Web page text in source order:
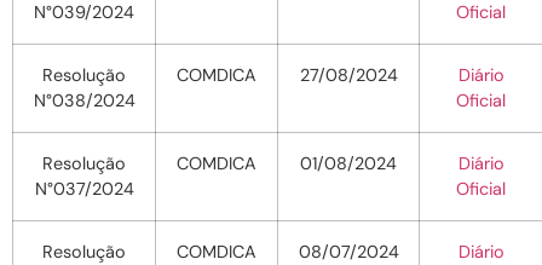
N°039/2024
Oficial
Resolução
N°038/2024
COMDICA 27/08/2024
Diário
Oficial
Resolução
N°037/2024
COMDICA 01/08/2024
Diário
Oficial
Resolução
COMDICA 08/07/2024
Diário